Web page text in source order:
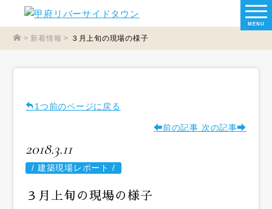
MENU
> 新着情報 > ３月上旬の現場の様子
1つ前のページに戻る
前の記事 次の記事
2018.3.11
/ 建築現場レポート /
３月上旬の現場の様子